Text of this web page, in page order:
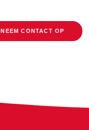
NEEM CONTACT OP